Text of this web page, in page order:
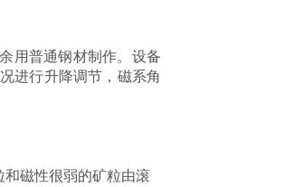
用普通钢材制作。设备
进行升降调节，磁系角
磁性很弱的矿粒由滚